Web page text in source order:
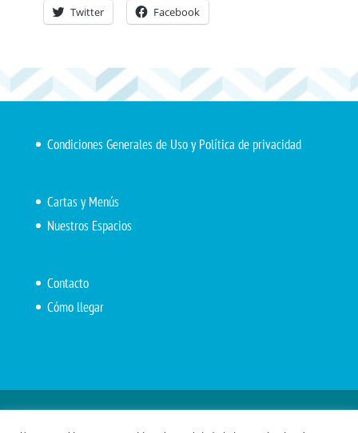
Twitter Facebook
Condiciones Generales de Uso y Política de privacidad
Cartas y Menús
Nuestros Espacios
Contacto
Cómo llegar